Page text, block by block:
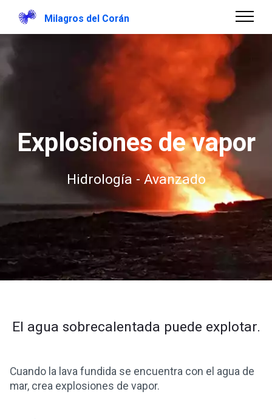
Milagros del Corán
Explosiones de vapor
Hidrología - Avanzado
El agua sobrecalentada puede explotar.
Cuando la lava fundida se encuentra con el agua de
mar, crea explosiones de vapor.